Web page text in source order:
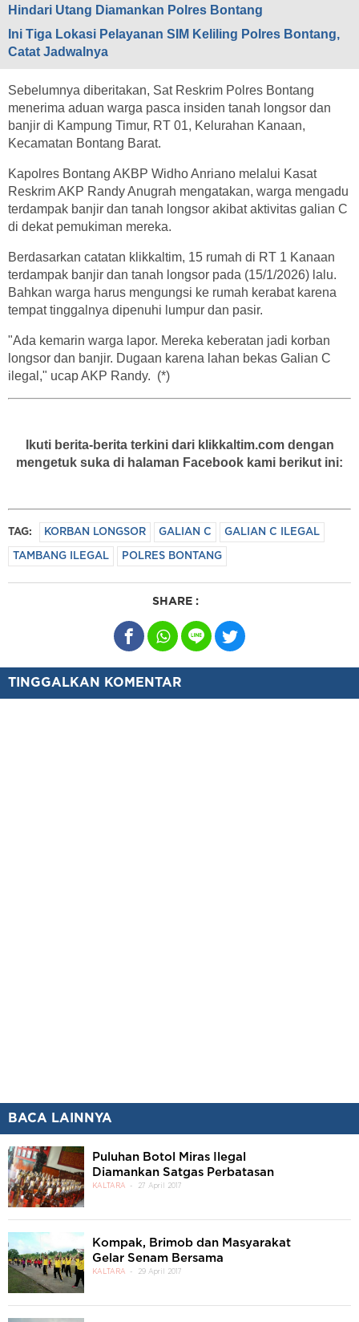
Hindari Utang Diamankan Polres Bontang
Ini Tiga Lokasi Pelayanan SIM Keliling Polres Bontang,
Catat Jadwalnya
Sebelumnya diberitakan, Sat Reskrim Polres Bontang
menerima aduan warga pasca insiden tanah longsor dan
banjir di Kampung Timur, RT 01, Kelurahan Kanaan,
Kecamatan Bontang Barat.
Kapolres Bontang AKBP Widho Anriano melalui Kasat
Reskrim AKP Randy Anugrah mengatakan, warga mengadu
terdampak banjir dan tanah longsor akibat aktivitas galian C
di dekat pemukiman mereka.
Berdasarkan catatan klikkaltim, 15 rumah di RT 1 Kanaan
terdampak banjir dan tanah longsor pada (15/1/2026) lalu.
Bahkan warga harus mengungsi ke rumah kerabat karena
tempat tinggalnya dipenuhi lumpur dan pasir.
"Ada kemarin warga lapor. Mereka keberatan jadi korban
longsor dan banjir. Dugaan karena lahan bekas Galian C
ilegal," ucap AKP Randy. (*)
Ikuti berita-berita terkini dari klikkaltim.com dengan
mengetuk suka di halaman Facebook kami berikut ini:
TAG: KORBAN LONGSOR GALIAN C GALIAN C ILEGAL
TAMBANG ILEGAL POLRES BONTANG
SHARE :
TINGGALKAN KOMENTAR
BACA LAINNYA
Puluhan Botol Miras Ilegal
Diamankan Satgas Perbatasan
KALTARA 27 April 2017
Kompak, Brimob dan Masyarakat
Gelar Senam Bersama
KALTARA 29 April 2017